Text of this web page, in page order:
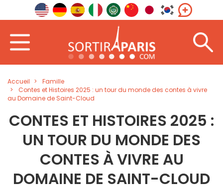
Accueil
Famille
Contes et Histoires 2025 : un tour du monde des contes à vivre
au Domaine de Saint-Cloud
CONTES ET HISTOIRES 2025 :
UN TOUR DU MONDE DES
CONTES À VIVRE AU
DOMAINE DE SAINT-CLOUD